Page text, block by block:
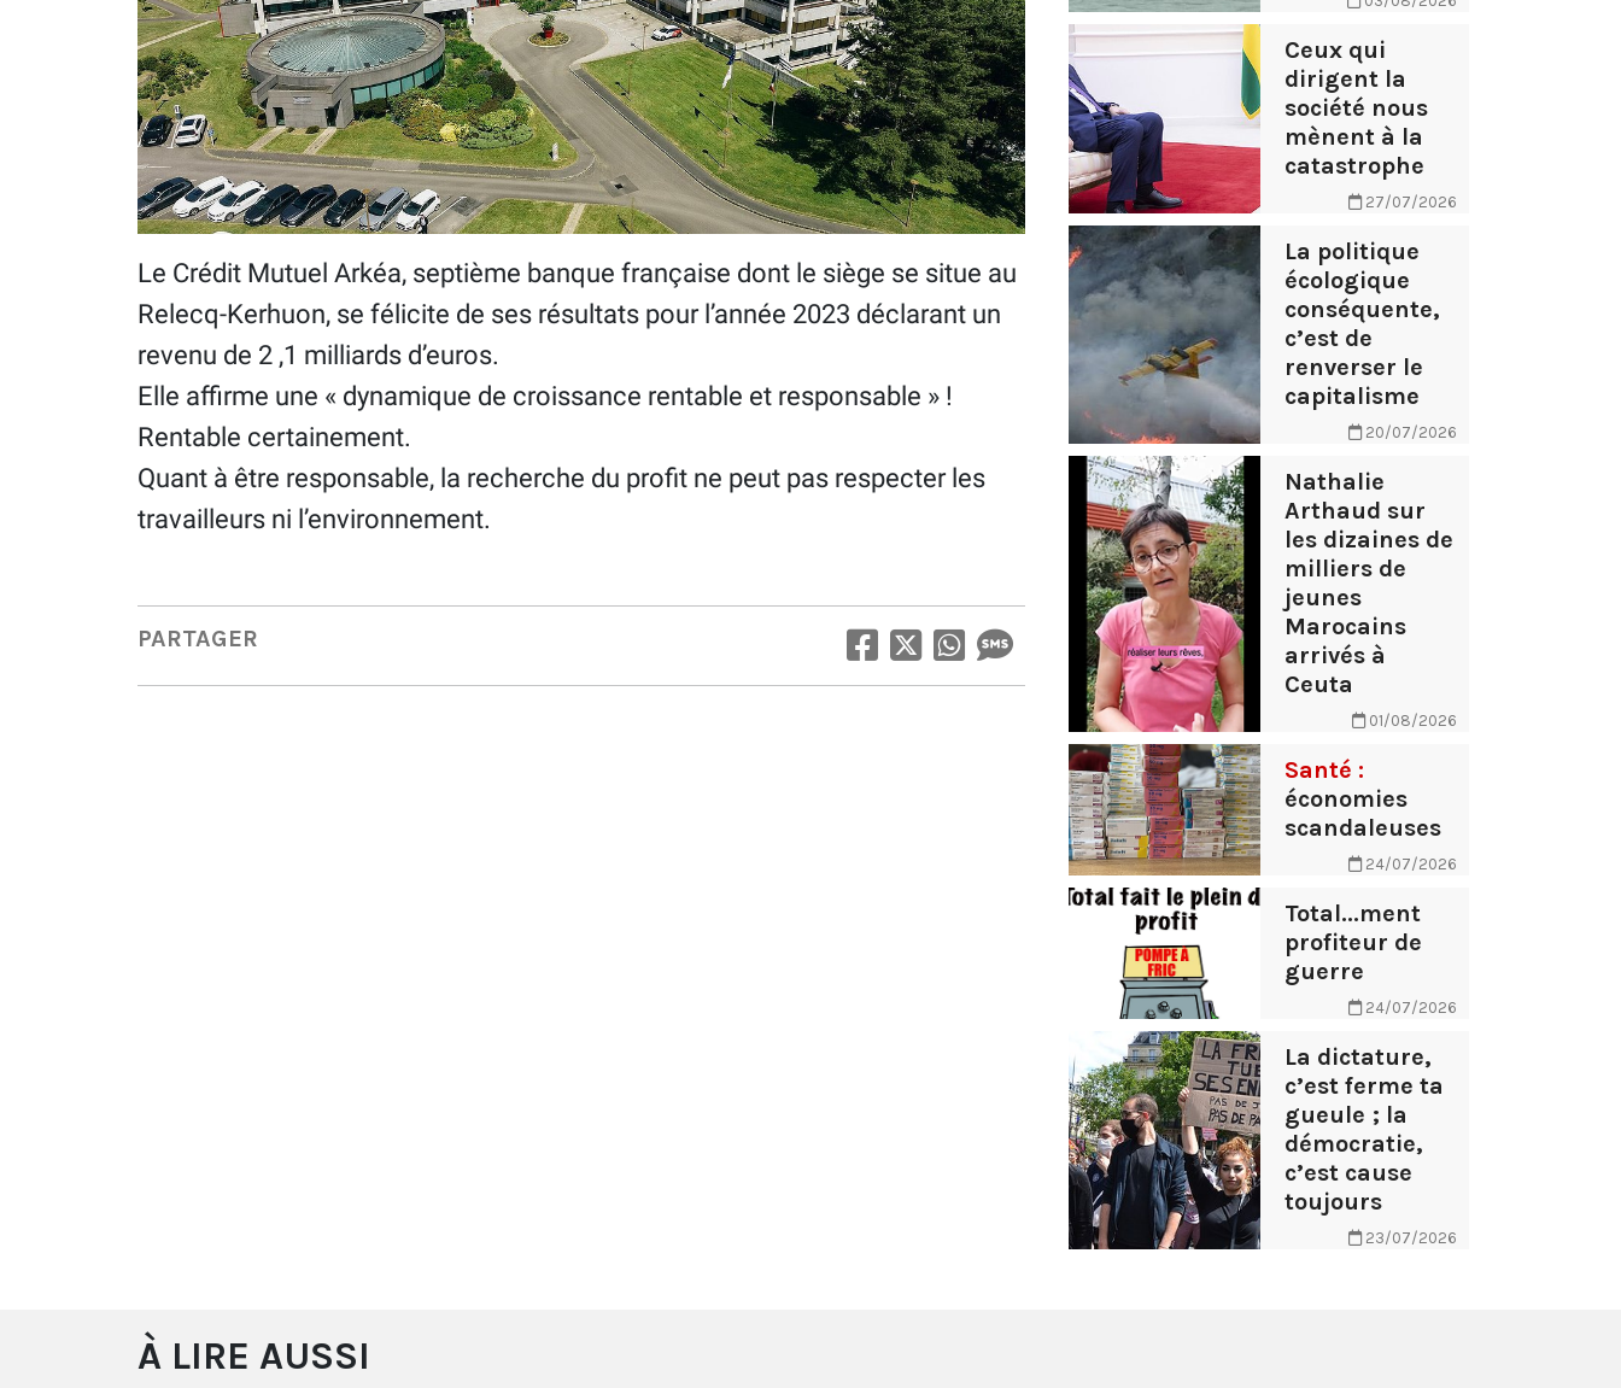
Le Crédit Mutuel Arkéa, septième banque française dont le siège se situe au
Relecq-Kerhuon, se félicite de ses résultats pour l’année 2023 déclarant un
revenu de 2 ,1 milliards d’euros.
Elle affirme une « dynamique de croissance rentable et responsable » !
Rentable certainement.
Quant à être responsable, la recherche du profit ne peut pas respecter les
travailleurs ni l’environnement.
PARTAGER
Ceux qui
dirigent la
société nous
mènent à la
catastrophe
27/07/2026
La politique
écologique
conséquente,
c’est de
renverser le
capitalisme
20/07/2026
Nathalie
Arthaud sur
les dizaines de
milliers de
jeunes
Marocains
arrivés à
Ceuta
01/08/2026
Santé :
économies
scandaleuses
24/07/2026
Total...ment
profiteur de
guerre
24/07/2026
La dictature,
c’est ferme ta
gueule ; la
démocratie,
c’est cause
toujours
23/07/2026
À LIRE AUSSI